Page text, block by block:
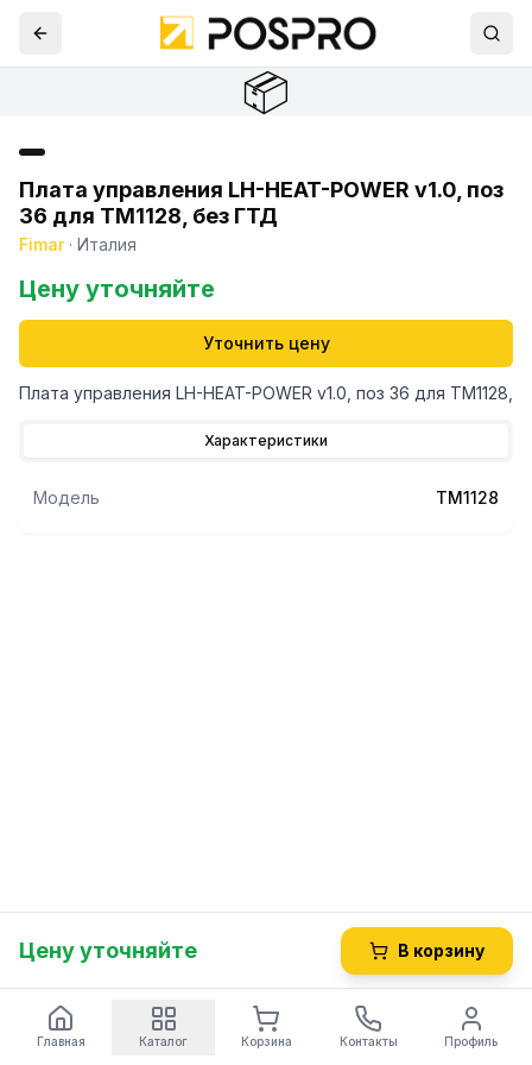
📦
Плата управления LH-HEAT-POWER v1.0, поз
36 для TM1128, без ГТД
Fimar· Италия
Цену уточняйте
Уточнить цену
Плата управления LH-HEAT-POWER v1.0, поз 36 для TM1128,
Характеристики
Модель TM1128
Цену уточняйте В корзину
Главная Каталог Корзина Контакты Профиль